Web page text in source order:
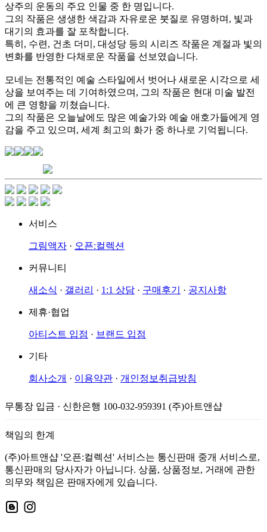
상주의 운동의 주요 인물 중 한 명입니다.
그의 작품은 생생한 색감과 자유로운 붓질로 유명하며, 빛과
대기의 효과를 잘 포착합니다.
특히, 수련, 건초 더미, 대성당 등의 시리즈 작품은 계절과 빛의
변화를 반영한 다채로운 작품을 선보였습니다.
모네는 전통적인 예술 스타일에서 벗어나 새로운 시각으로 세
상을 보여주는 데 기여하였으며, 그의 작품은 현대 미술 발전
에 큰 영향을 끼쳤습니다.
그의 작품은 오늘날에도 많은 예술가와 예술 애호가들에게 영
감을 주고 있으며, 세계 최고의 화가 중 하나로 기억됩니다.
서비스
그림액자 · 오픈:컬렉션
커뮤니티
새소식 · 갤러리 · 1:1 상담 · 구매후기 · 공지사항
제휴·협업
아티스트 입점 · 브랜드 입점
기타
회사소개 · 이용약관 · 개인정보취급방침
무통장 입금 · 신한은행 100-032-959391 (주)아트앤샵
책임의 한계
(주)아트앤샵 '오픈:컬렉션' 서비스는 통신판매 중개 서비스로,
통신판매의 당사자가 아닙니다. 상품, 상품정보, 거래에 관한
의무와 책임은 판매자에게 있습니다.